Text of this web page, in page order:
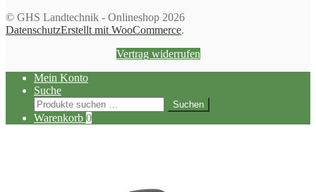
© GHS Landtechnik - Onlineshop 2026
DatenschutzErstellt mit WooCommerce.
Vertrag widerrufen
Mein Konto
Suche
Suchen
nach:
Suchen
Warenkorb 0